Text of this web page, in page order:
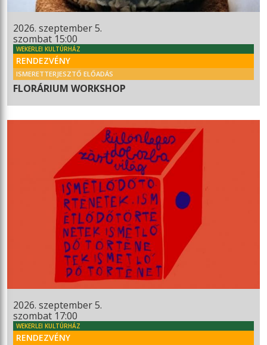
2026. szeptember 5.
szombat 15:00
WEKERLEI KULTÚRHÁZ
RENDEZVÉNY
ISMERETTERJESZTŐ ELŐADÁS
FLORÁRIUM WORKSHOP
2026. szeptember 5.
szombat 17:00
WEKERLEI KULTÚRHÁZ
RENDEZVÉNY